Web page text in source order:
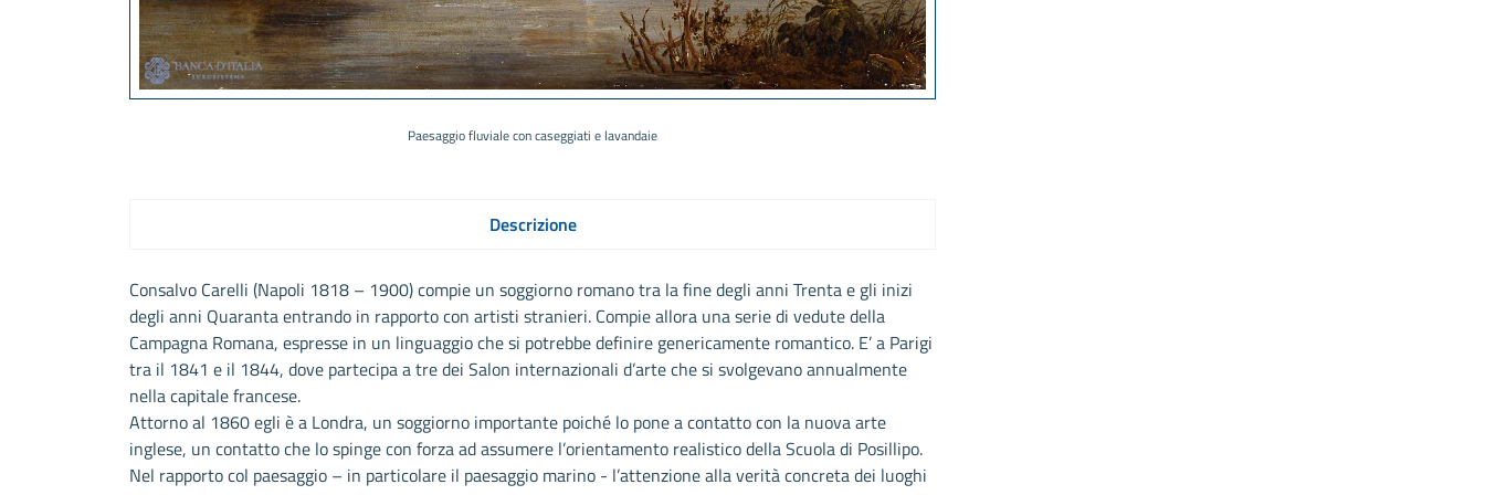
Paesaggio fluviale con caseggiati e lavandaie
Descrizione
Consalvo Carelli (Napoli 1818 – 1900) compie un soggiorno romano tra la fine degli anni Trenta e gli inizi
degli anni Quaranta entrando in rapporto con artisti stranieri. Compie allora una serie di vedute della
Campagna Romana, espresse in un linguaggio che si potrebbe definire genericamente romantico. E’ a Parigi
tra il 1841 e il 1844, dove partecipa a tre dei Salon internazionali d’arte che si svolgevano annualmente
nella capitale francese.
Attorno al 1860 egli è a Londra, un soggiorno importante poiché lo pone a contatto con la nuova arte
inglese, un contatto che lo spinge con forza ad assumere l’orientamento realistico della Scuola di Posillipo.
Nel rapporto col paesaggio – in particolare il paesaggio marino - l’attenzione alla verità concreta dei luoghi